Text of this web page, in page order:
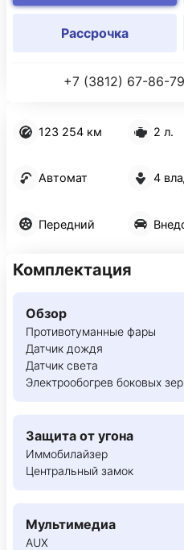
123 254 км 2 л.
Автомат 4
Передний
Рассрочка
+7 (3812) 67-86-79
Комплектация
Обзор
Противотуманные фары
Датчик дождя
Датчик света
Электрообогрев боковых
Защита от угона
Иммобилайзер
Центральный замок
Мультимедиа
AUX